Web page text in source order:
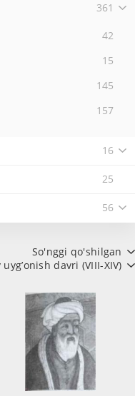
361
42
15
145
157
16
25
56
So'nggi qo'shilgan
davri (VIII-XIV)